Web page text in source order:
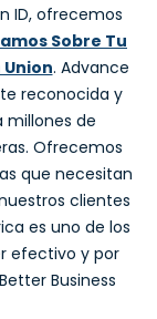
ID, ofrecemos
Sobre Tu
. Advance
reconocida y
de
Ofrecemos
que necesitan
clientes
es uno de los
efectivo y por
Business